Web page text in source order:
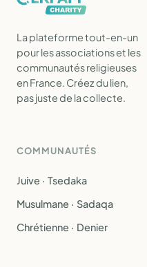
La plateforme tout-en-un
pour les associations et les
communautés religieuses
en France. Créez du lien,
pas juste de la collecte.
COMMUNAUTÉS
Juive · Tsedaka
Musulmane · Sadaqa
Chrétienne · Denier